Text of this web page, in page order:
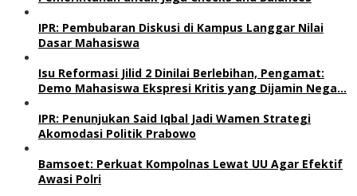
IPR: Pembubaran Diskusi di Kampus Langgar Nilai
Dasar Mahasiswa
Isu Reformasi Jilid 2 Dinilai Berlebihan, Pengamat:
Demo Mahasiswa Ekspresi Kritis yang Dijamin Nega…
IPR: Penunjukan Said Iqbal Jadi Wamen Strategi
Akomodasi Politik Prabowo
Bamsoet: Perkuat Kompolnas Lewat UU Agar Efektif
Awasi Polri